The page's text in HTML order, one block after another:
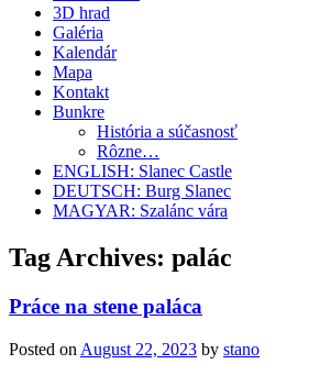
3D hrad
Galéria
Kalendár
Mapa
Kontakt
Bunkre
História a súčasnosť
Rôzne…
ENGLISH: Slanec Castle
DEUTSCH: Burg Slanec
MAGYAR: Szalánc vára
Tag Archives: palác
Práce na stene paláca
Posted on August 22, 2023 by stano